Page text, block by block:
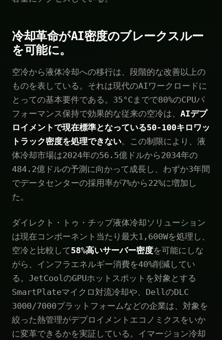
冷却革命がAI密度のブレークスルー
を可能に。
空冷から液体冷却への移行は、段階的な改善以上の
ものを表している。それは現代のAIワークロードに
とっての基本要件である。35°Cまでで80%のCPUパ
フォーマンス保持で効果的な従来の空冷は、 AIデプ
ロイメントで現在標準となっている50-100キロワッ
トラック密度を処理できない。この制限により、液
体冷却市場は2024年の56.5億ドルから2034年の
484.2億ドルの予測に向かって成長し、わずか3年間
でデータセンターの採用率が7%から22%に増加し
た。
ダイレクト・トゥ・チップ液体冷却ソリューション
は現在コンポーネント当たり最大1,600Wを処理し、
空冷と比較して58%高いサーバー密度を可能にしな
がら、インフラエネルギー消費を40%削減してい
る。JetCoolのGPUホットスポットを対象とする
SmartPlateマイクロ対流冷却や、DellのDLC
3000/7000プラットフォームなどの企業は、対象を
絞った熱管理がデプロイメントエコノミクスをいか
に変革できるかを実証している。イマージョン冷却